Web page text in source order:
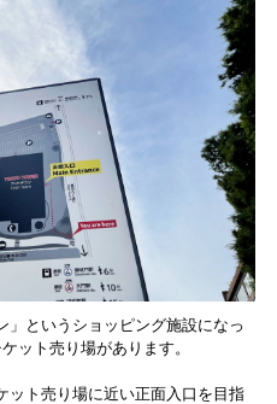
」というショッピング施設になっ
ット売り場があります。
ット売り場に近い正面入口を目指